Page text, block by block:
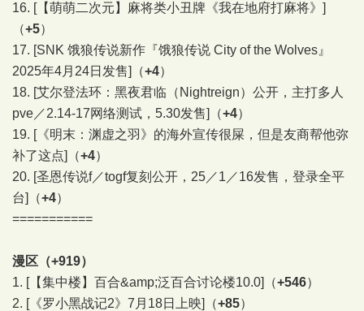
16. [【萌萌二次元】麻将类小丑牌《我在地府打麻将》]
（+5）
17. [SNK 饿狼传说新作『饿狼传说 City of the Wolves』
2025年4月24日发售]
（+4）
18. [艾尔登法环：黑夜君临（Nightreign）公开，主打多人
pve／2.14-17网络测试，5.30发售]
（+4）
19. [《明末：渊虚之羽》的海外宣传很屎，但是友商帮他弥
补了这点]
（+4）
20. [圣恩传说f／togf复刻公开，25／1／16发售，登录全平
台]
（+4）
===========
漫区（+919）
1. [【集中楼】百合&amp;泛百合讨论楼10.0] （+546）
2. [《罗小黑战记2》7月18日上映] （+85）